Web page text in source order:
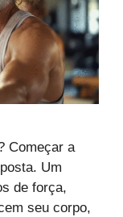
Começar a
Um
de força,
seu corpo,